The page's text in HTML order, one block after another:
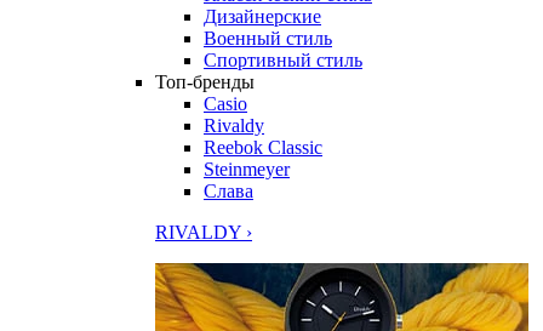
Дизайнерские
Военный стиль
Спортивный стиль
Топ-бренды
Casio
Rivaldy
Reebok Classic
Steinmeyer
Слава
RIVALDY ›